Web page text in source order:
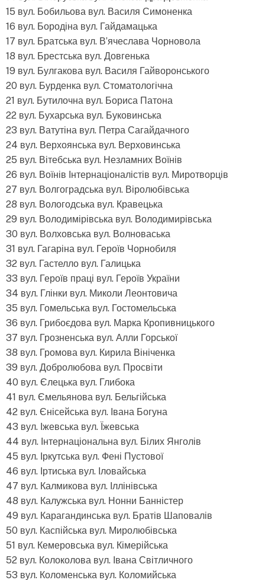
15 вул. Бобильова вул. Василя Симоненка
16 вул. Бородіна вул. Гайдамацька
17 вул. Братська вул. В’ячеслава Чорновола
18 вул. Брестська вул. Довгенька
19 вул. Булгакова вул. Василя Гайворонського
20 вул. Бурденка вул. Стоматологічна
21 вул. Бутилочна вул. Бориса Патона
22 вул. Бухарська вул. Буковинська
23 вул. Ватутіна вул. Петра Сагайдачного
24 вул. Верхоянська вул. Верховинська
25 вул. Вітебська вул. Незламних Воїнів
26 вул. Воїнів Інтернаціоналістів вул. Миротворців
27 вул. Волгоградська вул. Віролюбівська
28 вул. Вологодська вул. Кравецька
29 вул. Володимірівська вул. Володимирівська
30 вул. Волховська вул. Волноваська
31 вул. Гагаріна вул. Героїв Чорнобиля
32 вул. Гастелло вул. Галицька
33 вул. Героїв праці вул. Героїв України
34 вул. Глінки вул. Миколи Леонтовича
35 вул. Гомельська вул. Гостомельська
36 вул. Грибоєдова вул. Марка Кропивницького
37 вул. Грозненська вул. Алли Горської
38 вул. Громова вул. Кирила Вініченка
39 вул. Добролюбова вул. Просвіти
40 вул. Єлецька вул. Глибока
41 вул. Ємельянова вул. Бельгійська
42 вул. Єнісейська вул. Івана Богуна
43 вул. Іжевська вул. Їжевська
44 вул. Інтернаціональна вул. Білих Янголів
45 вул. Іркутська вул. Фені Пустової
46 вул. Іртиська вул. Іловайська
47 вул. Калмикова вул. Іллінівська
48 вул. Калужська вул. Нонни Банністер
49 вул. Карагандинська вул. Братів Шаповалів
50 вул. Каспійська вул. Миролюбівська
51 вул. Кемеровська вул. Кімерійська
52 вул. Колоколова вул. Івана Світличного
53 вул. Коломенська вул. Коломийська